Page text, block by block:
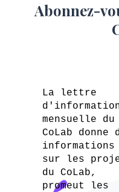
Abonnez-
La lettre
mensuelle du
CoLab donne
informations
sur les
du CoLab,
promeut les